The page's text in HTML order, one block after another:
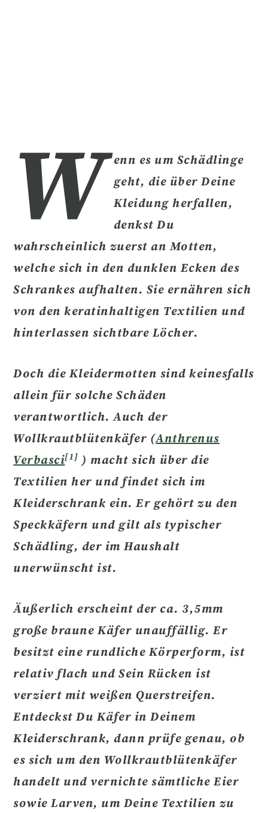
W enn es um Schädlinge
geht, die über Deine
Kleidung herfallen,
denkst Du
wahrscheinlich zuerst an Motten,
welche sich in den dunklen Ecken des
Schrankes aufhalten. Sie ernähren sich
von den keratinhaltigen Textilien und
hinterlassen sichtbare Löcher.
Doch die Kleidermotten sind keinesfalls
allein für solche Schäden
verantwortlich. Auch der
Wollkrautblütenkäfer (Anthrenus
Verbasci[1] ) macht sich über die
Textilien her und findet sich im
Kleiderschrank ein. Er gehört zu den
Speckkäfern und gilt als typischer
Schädling, der im Haushalt
unerwünscht ist.
Äußerlich erscheint der ca. 3,5mm
große braune Käfer unauffällig. Er
besitzt eine rundliche Körperform, ist
relativ flach und Sein Rücken ist
verziert mit weißen Querstreifen.
Entdeckst Du Käfer in Deinem
Kleiderschrank, dann prüfe genau, ob
es sich um den Wollkrautblütenkäfer
handelt und vernichte sämtliche Eier
sowie Larven, um Deine Textilien zu